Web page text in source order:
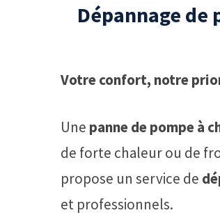
Dépannage de
Votre confort, notre
Une panne de pompe à
de forte chaleur ou de
propose un service de
et professionnels.